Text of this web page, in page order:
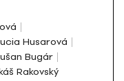
Husarová
Bugár
Rakovský